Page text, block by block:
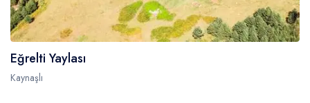
Eğrelti Yaylası
Kaynaşlı